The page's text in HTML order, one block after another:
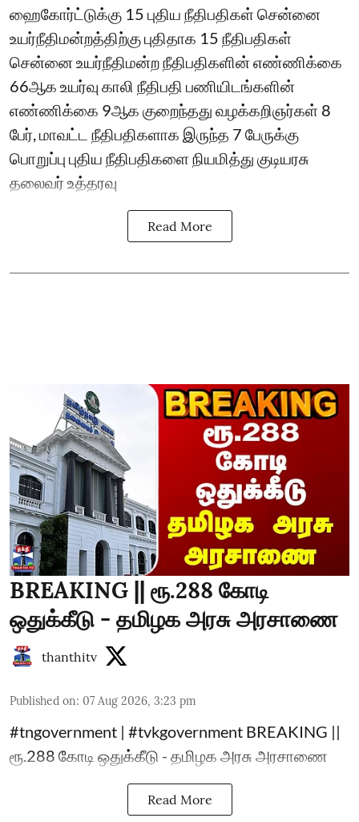
ஹைகோர்ட்டுக்கு 15 புதிய நீதிபதிகள் சென்னை
உயர்நீதிமன்றத்திற்கு புதிதாக 15 நீதிபதிகள்
சென்னை உயர்நீதிமன்ற நீதிபதிகளின் எண்ணிக்கை
66ஆக உயர்வு காலி நீதிபதி பணியிடங்களின்
எண்ணிக்கை 9ஆக குறைந்தது வழக்கறிஞர்கள் 8
பேர், மாவட்ட நீதிபதிகளாக இருந்த 7 பேருக்கு
பொறுப்பு புதிய நீதிபதிகளை நியமித்து குடியரசு
தலைவர் உத்தரவு
Read More
BREAKING || ரூ.288 கோடி
ஒதுக்கீடு - தமிழக அரசு அரசாணை
thanthitv
Published on: 07 Aug 2026, 3:23 pm
#tngovernment | #tvkgovernment BREAKING ||
ரூ.288 கோடி ஒதுக்கீடு - தமிழக அரசு அரசாணை
Read More